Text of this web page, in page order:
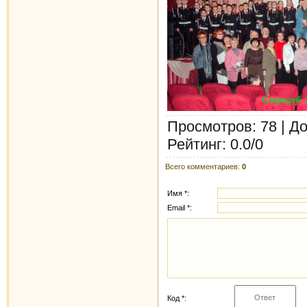
Просмотров: 78 |
Рейтинг: 0.0/0
Всего комментариев: 0
Имя *:
Email *:
Код *: